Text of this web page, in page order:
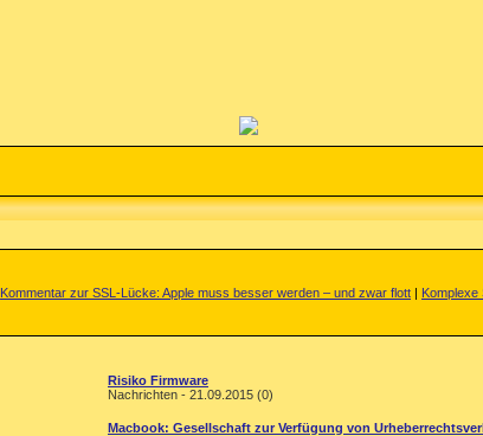
Kommentar zur SSL-Lücke: Apple muss besser werden – und zwar flott |
Risiko Firmware
Nachrichten - 21.09.2015 (0)
Macbook: Gesellschaft zur Verfügung von